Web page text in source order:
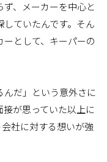
、メーカーを中心と
ていたんです。そん
として、キーパーの
だ」という意外さに
が思っていた以上に
社に対する想いが強